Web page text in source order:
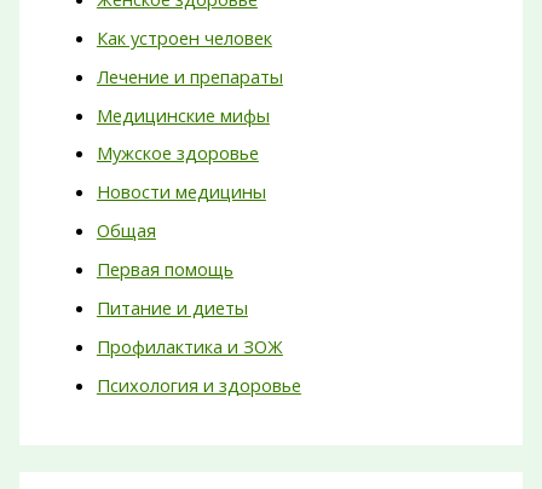
Как устроен человек
Лечение и препараты
Медицинские мифы
Мужское здоровье
Новости медицины
Общая
Первая помощь
Питание и диеты
Профилактика и ЗОЖ
Психология и здоровье